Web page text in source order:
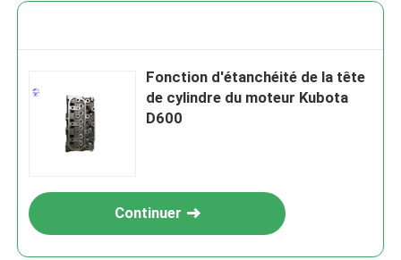
Fonction d'étanchéité de la tête
de cylindre du moteur Kubota
D600
Continuer